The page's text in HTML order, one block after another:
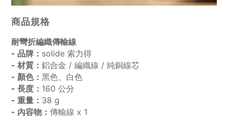
商品規格
耐彎折編織傳輸線
- 品牌： solide 索力得
- 材質： 鋁合金 / 編織線 / 純銅線芯
- 顏色： 黑色、白色
- 長度： 160 公分
- 重量： 38 g
- 內容物： 傳輸線 x 1